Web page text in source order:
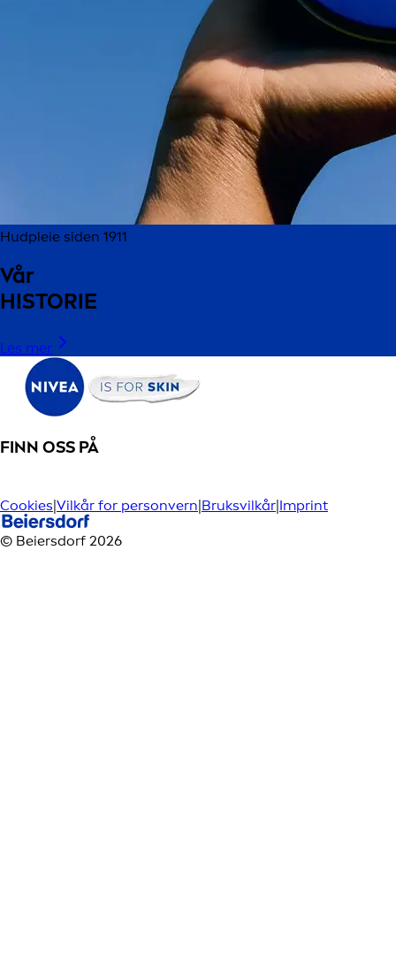
Hudpleie siden 1911
Vår
HISTORIE
Les mer
FINN OSS PÅ
Cookies|Vilkår for personvern|Bruksvilkår|Imprint
© Beiersdorf 2026